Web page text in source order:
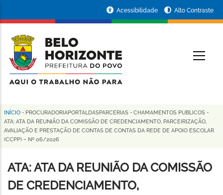
conteúdo
principal
da
Prefeitura
de
Horizonte
Acessibilidade Alto Contraste
Trilha
de
INÍCIO - PROCURADORIAPORTALDASPARCERIAS - CHAMAMENTOS PUBLICOS -
ATA: ATA DA REUNIÃO DA COMISSÃO DE CREDENCIAMENTO, PARCEIRIZAÇÃO,
AVALIAÇÃO E PRESTAÇÃO DE CONTAS DE CONTAS DA REDE DE APOIO ESCOLAR
(CCPP) – Nº 06/2026
ATA: ATA DA REUNIÃO DA COMISSÃO
DE CREDENCIAMENTO,